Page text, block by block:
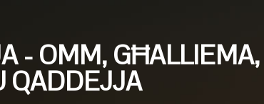
- OMM, GĦALLIEMA,
QADDEJJA